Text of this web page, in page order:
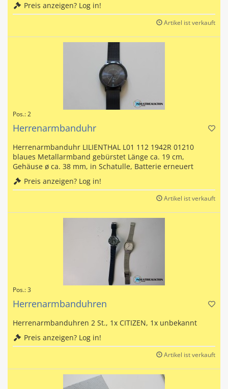
Preis anzeigen? Log in!
Artikel ist verkauft
Pos.: 2
Herrenarmbanduhr
Herrenarmbanduhr LILIENTHAL L01 112 1942R 01210
blaues Metallarmband gebürstet Länge ca. 19 cm,
Gehäuse ø ca. 38 mm, in Schatulle, Batterie erneuert
Preis anzeigen? Log in!
Artikel ist verkauft
Pos.: 3
Herrenarmbanduhren
Herrenarmbanduhren 2 St., 1x CITIZEN, 1x unbekannt
Preis anzeigen? Log in!
Artikel ist verkauft